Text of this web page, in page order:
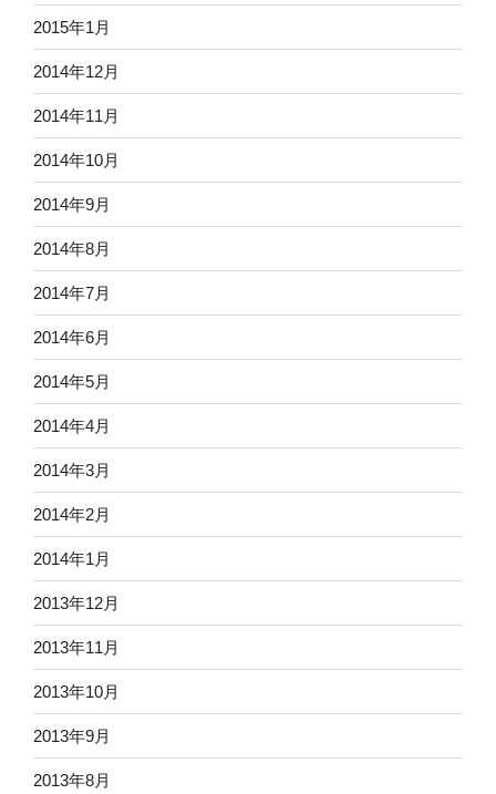
2015年1月
2014年12月
2014年11月
2014年10月
2014年9月
2014年8月
2014年7月
2014年6月
2014年5月
2014年4月
2014年3月
2014年2月
2014年1月
2013年12月
2013年11月
2013年10月
2013年9月
2013年8月